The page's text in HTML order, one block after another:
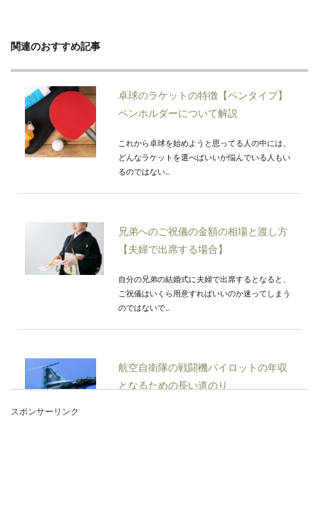
関連のおすすめ記事
卓球のラケットの特徴【ペンタイプ】
ペンホルダーについて解説
これから卓球を始めようと思ってる人の中には、
どんなラケットを選べばいいか悩んでいる人もい
るのではない...
兄弟へのご祝儀の金額の相場と渡し方
【夫婦で出席する場合】
自分の兄弟の結婚式に夫婦で出席するとなると、
ご祝儀はいくら用意すればいいのか迷ってしまう
のではないで...
航空自衛隊の戦闘機パイロットの年収
となるための長い道のり
スポンサーリンク